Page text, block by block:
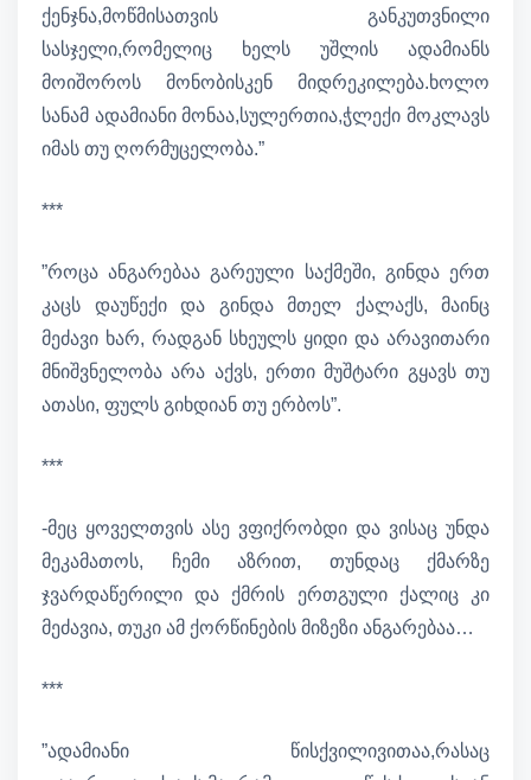
ქენჯნა,მოწმისათვის განკუთვნილი
სასჯელი,რომელიც ხელს უშლის ადამიანს
მოიშოროს მონობისკენ მიდრეკილება.ხოლო
სანამ ადამიანი მონაა,სულერთია,ჭლექი მოკლავს
იმას თუ ღორმუცელობა.”
***
”როცა ანგარებაა გარეული საქმეში, გინდა ერთ
კაცს დაუწექი და გინდა მთელ ქალაქს, მაინც
მეძავი ხარ, რადგან სხეულს ყიდი და არავითარი
მნიშვნელობა არა აქვს, ერთი მუშტარი გყავს თუ
ათასი, ფულს გიხდიან თუ ერბოს”.
***
-მეც ყოველთვის ასე ვფიქრობდი და ვისაც უნდა
მეკამათოს, ჩემი აზრით, თუნდაც ქმარზე
ჯვარდაწერილი და ქმრის ერთგული ქალიც კი
მეძავია, თუკი ამ ქორწინების მიზეზი ანგარებაა…
***
”ადამიანი წისქვილივითაა,რასაც